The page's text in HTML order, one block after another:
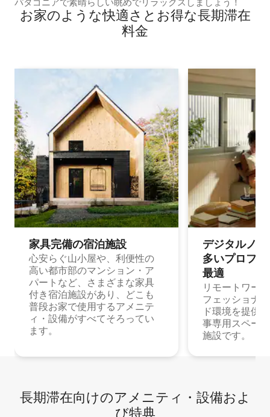
お家のような快⁠適⁠さ⁠とお⁠得⁠な長⁠期⁠滞⁠在
料⁠金
家具完備の宿⁠泊⁠施⁠設
心安らぐ山小屋や、利便性の
高い都市部のマンション・ア
パートなど、さまざまな家具
付き宿泊施設があり、どこも
普段お家で使用するアメニテ
ィ・設備がすべてそろってい
ます。
デジタルノ
多⁠いプ⁠ロ⁠フ⁠
最⁠適
リモートワー
フェッショナ
ド環境を提供
事専用スペー
施設です。
長期滞在向け⁠のア⁠メ⁠ニ⁠テ⁠ィ⁠・設⁠備⁠およ
び特⁠典